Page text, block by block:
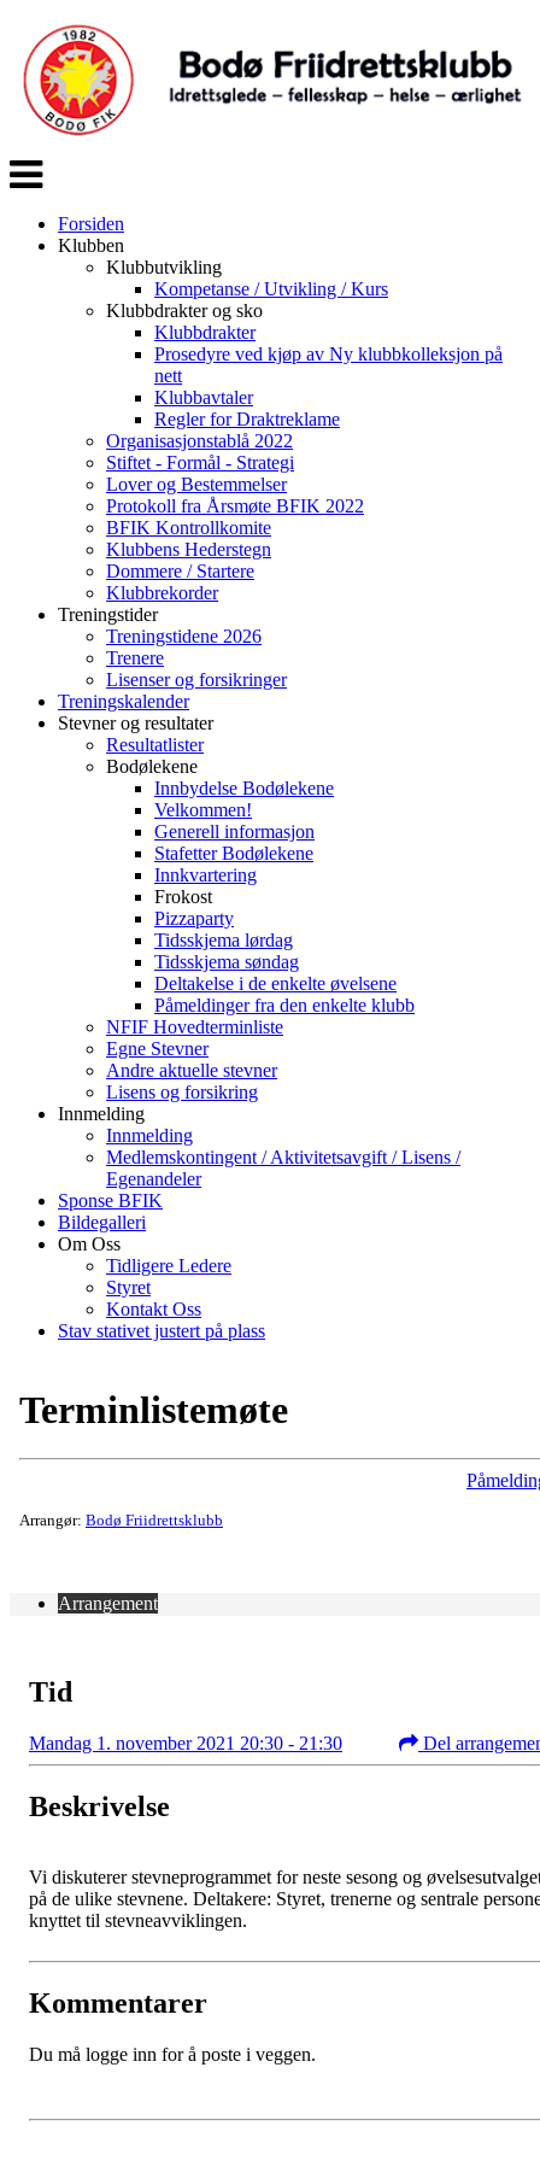
Veksle
navigasjon
Forsiden
Klubben
Klubbutvikling
Kompetanse / Utvikling / Kurs
Klubbdrakter og sko
Klubbdrakter
Prosedyre ved kjøp av Ny klubbkolleksjon på
nett
Klubbavtaler
Regler for Draktreklame
Organisasjonstablå 2022
Stiftet - Formål - Strategi
Lover og Bestemmelser
Protokoll fra Årsmøte BFIK 2022
BFIK Kontrollkomite
Klubbens Hederstegn
Dommere / Startere
Klubbrekorder
Treningstider
Treningstidene 2026
Trenere
Lisenser og forsikringer
Treningskalender
Stevner og resultater
Resultatlister
Bodølekene
Innbydelse Bodølekene
Velkommen!
Generell informasjon
Stafetter Bodølekene
Innkvartering
Frokost
Pizzaparty
Tidsskjema lørdag
Tidsskjema søndag
Deltakelse i de enkelte øvelsene
Påmeldinger fra den enkelte klubb
NFIF Hovedterminliste
Egne Stevner
Andre aktuelle stevner
Lisens og forsikring
Innmelding
Innmelding
Medlemskontingent / Aktivitetsavgift / Lisens /
Egenandeler
Sponse BFIK
Bildegalleri
Om Oss
Tidligere Ledere
Styret
Kontakt Oss
Stav stativet justert på plass
Terminlistemøte
Arrangør: Bodø Friidrettsklubb
Arrangement
Tid
Mandag 1. november 2021 20:30 - 21:30 Del
Beskrivelse
Vi diskuterer stevneprogrammet for neste sesong og
på de ulike stevnene. Deltakere: Styret, trenerne og sentrale
knyttet til stevneavviklingen.
Kommentarer
Du må logge inn for å poste i veggen.